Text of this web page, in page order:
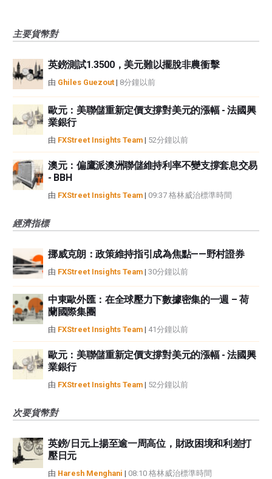
主要貨幣對
英鎊測試1.3500，美元難以擺脫非農衝擊
由 Ghiles Guezout | 8分鐘以前
歐元：美聯儲重新定價支撐對美元的漲幅 - 法國興
業銀行
由 FXStreet Insights Team | 52分鐘以前
澳元：偏鷹派澳洲聯儲維持利率不變支撐套息交易
- BBH
由 FXStreet Insights Team | 09:37 格林威治標準時間
經濟指標
挪威克朗：政策維持指引成為焦點——野村證券
由 FXStreet Insights Team | 30分鐘以前
中東歐外匯：在全球壓力下數據密集的一週 – 荷
蘭國際集團
由 FXStreet Insights Team | 41分鐘以前
歐元：美聯儲重新定價支撐對美元的漲幅 - 法國興
業銀行
由 FXStreet Insights Team | 52分鐘以前
次要貨幣對
英鎊/日元上揚至逾一周高位，財政困境和利差打
壓日元
由 Haresh Menghani | 08:10 格林威治標準時間